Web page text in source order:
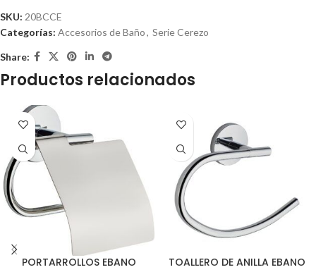
SKU: 20BCCE
Categorías: Accesorios de Baño, Serie Cerezo
Share:
Productos relacionados
PORTARROLLOS EBANO TOALLERO DE ANILLA EBANO